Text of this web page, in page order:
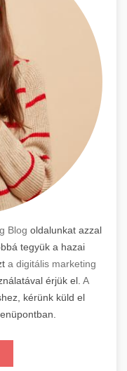
Blog oldalunkat azzal
tegyük a hazai
a digitális marketing
érjük el. A
kérünk küld el